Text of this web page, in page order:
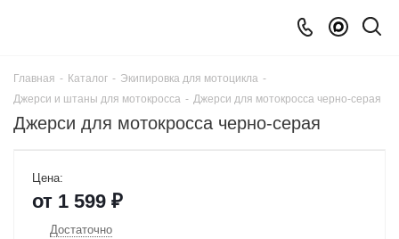
Главная - Каталог - Экипировка для мотоцикла -
Джерси и штаны для мотокросса - Джерси для мотокросса черно-серая
Джерси для мотокросса черно-серая
Цена:
от 1 599 ₽
Достаточно